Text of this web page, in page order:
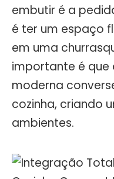
embutir é a
é ter um espaço
em uma
importante é que
moderna
cozinha, criando
ambientes.